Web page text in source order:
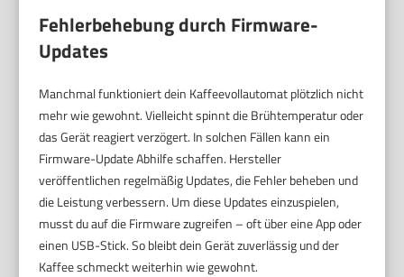
Fehlerbehebung durch Firmware-
Updates
Manchmal funktioniert dein Kaffeevollautomat plötzlich nicht
mehr wie gewohnt. Vielleicht spinnt die Brühtemperatur oder
das Gerät reagiert verzögert. In solchen Fällen kann ein
Firmware-Update Abhilfe schaffen. Hersteller
veröffentlichen regelmäßig Updates, die Fehler beheben und
die Leistung verbessern. Um diese Updates einzuspielen,
musst du auf die Firmware zugreifen – oft über eine App oder
einen USB-Stick. So bleibt dein Gerät zuverlässig und der
Kaffee schmeckt weiterhin wie gewohnt.